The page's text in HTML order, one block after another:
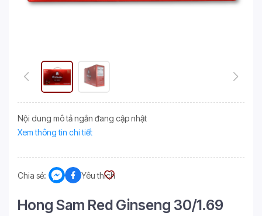
Nội dung mô tả ngắn đang cập nhật
Xem thông tin chi tiết
Chia sẻ: Yêu thích
Hong Sam Red Ginseng 30/1.69